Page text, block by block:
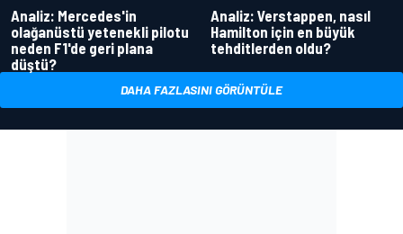
Analiz: Mercedes'in
olağanüstü yetenekli pilotu
neden F1'de geri plana
düştü?
Analiz: Verstappen, nasıl
Hamilton için en büyük
tehditlerden oldu?
DAHA FAZLASINI GÖRÜNTÜLE